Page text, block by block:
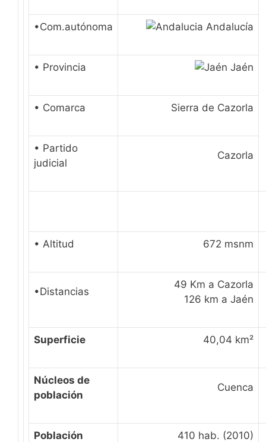
•Com.autónoma Andalucía
• Provincia Jaén
• Comarca Sierra de Cazorla
• Partido
judicial
Cazorla
• Altitud 672 msnm
•Distancias
49 Km a Cazorla
126 km a Jaén
Superficie 40,04 km²
Núcleos de
población
Cuenca
Población 410 hab. (2010)